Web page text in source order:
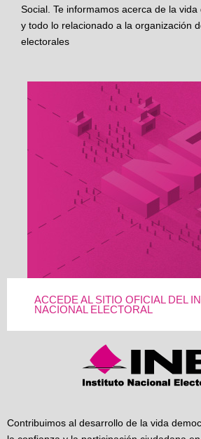
Social. Te informamos acerca de la
y todo lo relacionado a la organización
electorales
ACCEDE AL SITIO OFICIAL DEL
NACIONAL ELECTORAL
Contribuimos al desarrollo de la vida